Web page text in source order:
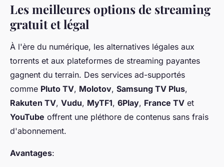
Les meilleures options de streaming
gratuit et légal
À l'ère du numérique, les alternatives légales aux
torrents et aux plateformes de streaming payantes
gagnent du terrain. Des services ad-supportés
comme Pluto TV, Molotov, Samsung TV Plus,
Rakuten TV, Vudu, MyTF1, 6Play, France TV et
YouTube offrent une pléthore de contenus sans frais
d'abonnement.
Avantages: